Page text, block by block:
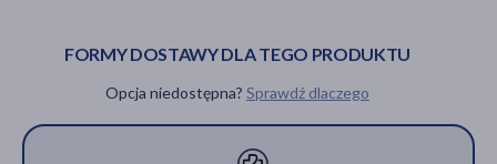
HitFORMY DOSTAWY DLA TEGO PRODUKTU
Opcja niedostępna? Sprawdź dlaczego